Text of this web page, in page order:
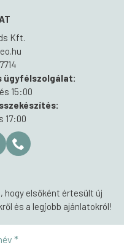
Kft.
ügyfélszolgálat:
15:00
17:00
hogy elsőként értesült új
és a legjobb ajánlatokról!